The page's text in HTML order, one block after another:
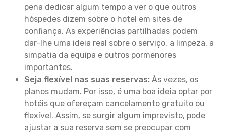
pena dedicar algum tempo a ver o que outros
hóspedes dizem sobre o hotel em sites de
confiança. As experiências partilhadas podem
dar-lhe uma ideia real sobre o serviço, a limpeza, a
simpatia da equipa e outros pormenores
importantes.
Seja flexível nas suas reservas: Às vezes, os
planos mudam. Por isso, é uma boa ideia optar por
hotéis que ofereçam cancelamento gratuito ou
flexível. Assim, se surgir algum imprevisto, pode
ajustar a sua reserva sem se preocupar com